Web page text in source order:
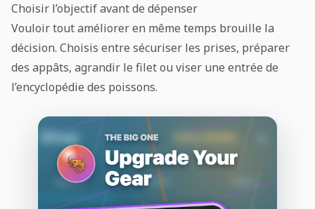
Choisir l’objectif avant de dépenser
Vouloir tout améliorer en même temps brouille la
décision. Choisis entre sécuriser les prises, préparer
des appâts, agrandir le filet ou viser une entrée de
l’encyclopédie des poissons.